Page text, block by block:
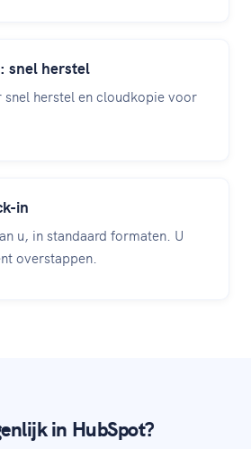
snel herstel
herstel en cloudkopie voor
in
u, in standaard formaten. U
overstappen.
in HubSpot?